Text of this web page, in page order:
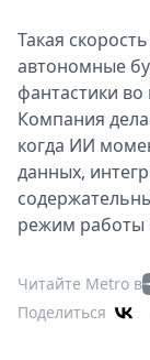
Такая
автономные
фантастики
Компания
когда ИИ
данных,
режим работы
Читайте Metro в
Поделиться